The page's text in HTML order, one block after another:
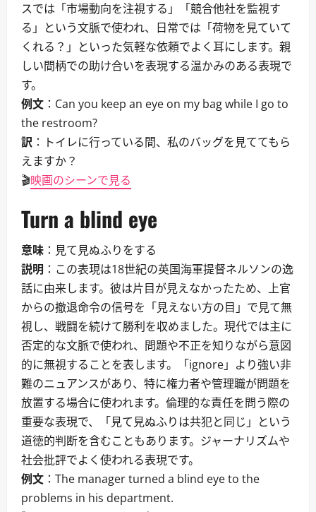
スでは「市場動向を注視する」「競合他社を監視す
る」という文脈で使われ、日常では「荷物を見ていて
くれる？」といった気軽な依頼でよく耳にします。親
しい間柄での助け合いを表現する温かみのある表現で
す。
例文 ：Can you keep an eye on my bag while I go to
the restroom?
訳 ：トイレに行っている間、私のバッグを見ててもら
えますか？
🎬映画のシーンで見る
Turn a blind eye
意味 ：見て見ぬふりをする
説明 ：この表現は18世紀の英国海軍提督ネルソンの逸
話に由来します。彼は片目が見えなかったため、上官
からの撤退命令の信号を「見えない方の目」で見て無
視し、戦闘を続けて勝利を収めました。現代では主に
否定的な文脈で使われ、問題や不正を知りながら意図
的に無視することを表します。「ignore」より強い非
難のニュアンスがあり、特に権力者や管理職が問題を
放置する場合に使われます。倫理的な責任を問う際の
重要な表現で、「見て見ぬふりは共犯と同じ」という
道徳的判断を含むこともあります。ジャーナリズムや
社会批評でよく使われる表現です。
例文 ：The manager turned a blind eye to the
problems in his department.